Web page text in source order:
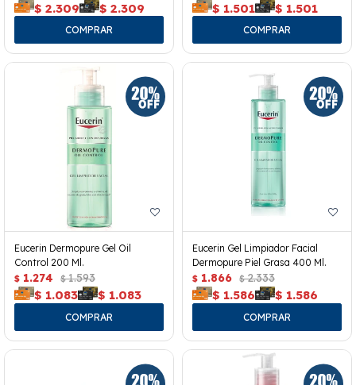
$ 2.309 $ 2.309 $ 1.501 $ 1.501
Eucerin Dermopure Gel Oil
Control 200 Ml.
$ 1.274 $ 1.593
$ 1.083 $ 1.083
Eucerin Gel Limpiador Facial
Dermopure Piel Grasa 400 Ml.
$ 1.866 $ 2.333
$ 1.586 $ 1.586